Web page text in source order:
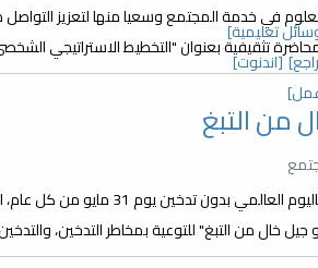
تعليمية]
[اندنوت]
في خدمة المجتمع وسعيا منها لتعزيز
تثقيفية بعنوان "التخطيط الاستراتيجي
من التبغ
بمناسبة الاحتفال باليوم
خال من التبغ" للتوعية بمخاطر التدخين،